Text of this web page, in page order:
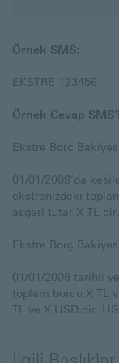
Örnek SMS:
EKSTRE 123456
Örnek Cevap
Ekstre Borç
01/01/2009’da
ekstrenizdeki
asgari tutar X TL
Ekstre Borç
01/01/2009 tarihli
toplam borcu X TL
TL ve X USD dir.